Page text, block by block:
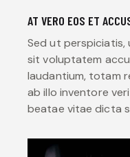
AT VERO EOS ET
Sed ut perspiciatis,
sit voluptatem
laudantium, totam
ab illo inventore
beatae vitae dicta